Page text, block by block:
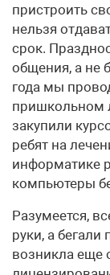
пристроить
нельзя
срок.
общения, а не
года мы
пришкольном
закупили
ребят на
информатике
компьютеры
Разумеется,
руки, а
возникла еще